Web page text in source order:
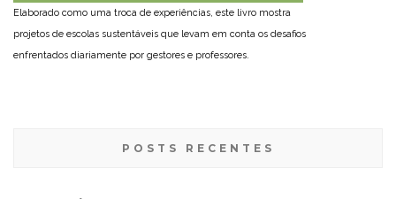
Elaborado como uma troca de experiências, este livro mostra
projetos de escolas sustentáveis que levam em conta os desafios
enfrentados diariamente por gestores e professores.
POSTS RECENTES